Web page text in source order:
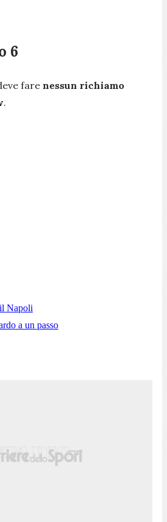
6
fare nessun richiamo
.
Napoli
a un passo